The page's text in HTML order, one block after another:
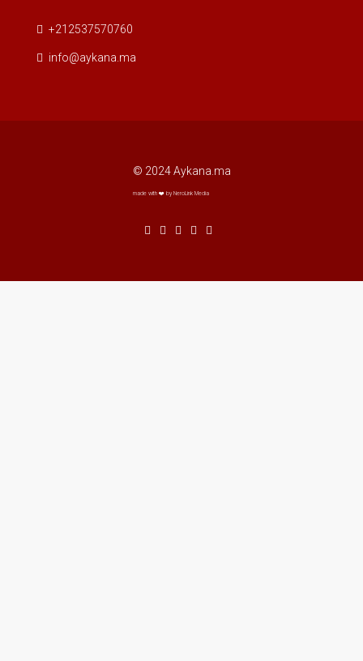
+212537570760
info@aykana.ma
© 2024 Aykana.ma
made with ❤️ by NeroLink Media